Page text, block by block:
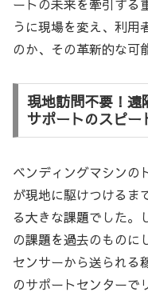
ートの未来を牽引する
うに現場を変え、利用
のか、その革新的な可
現地訪問不要！遠
サポートのスピー
ベンディングマシンの
が現地に駆けつけるま
る大きな課題でした。
の課題を過去のものに
センサーから送られる
のサポートセンターで